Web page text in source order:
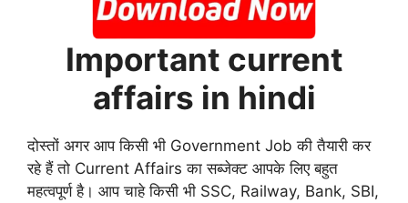
Important current
affairs in hindi
दोस्तों अगर आप किसी भी Government Job की तैयारी कर
रहे हैं तो Current Affairs का सब्जेक्ट आपके लिए बहुत
महत्वपूर्ण है। आप चाहे किसी भी SSC, Railway, Bank, SBI,